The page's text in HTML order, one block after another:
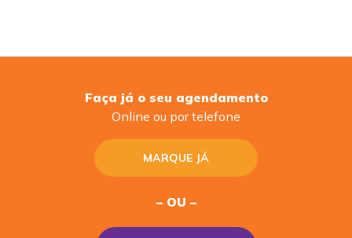
Faça já o seu agendamento
Online ou por telefone
MARQUE JÁ
– OU –